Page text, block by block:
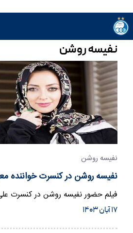
نفیسه روشن
نفیسه روشن
نفیسه روشن در کنسرت خواننده
فیلم حضور نفیسه روشن در کنسرت علی
۱۷ آبان ۱۴۰۳